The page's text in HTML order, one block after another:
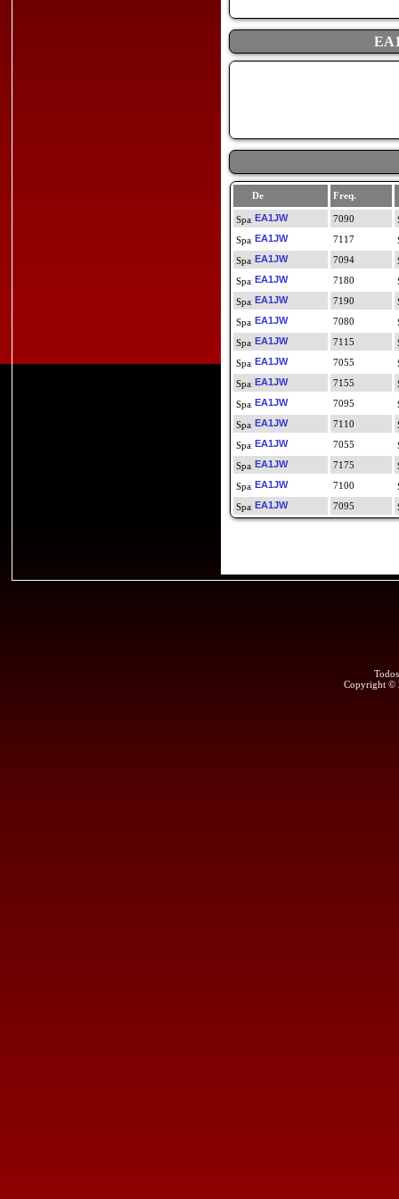
De Freq.
EA1JW
7090
EA1JW
7117
EA1JW
7094
EA1JW
7180
EA1JW
7190
EA1JW
7080
EA1JW
7115
EA1JW
7055
EA1JW
7155
EA1JW
7095
EA1JW
7110
EA1JW
7055
EA1JW
7175
EA1JW
7100
EA1JW
7095
Copyright ©